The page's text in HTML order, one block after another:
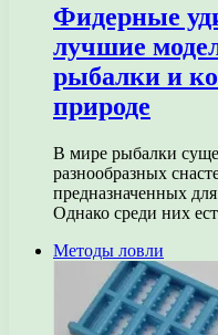
Фидерные
лучшие
рыбалки и
природе
В мире рыбалки
разнообразных
предназначенных
Однако среди них
Методы ловли